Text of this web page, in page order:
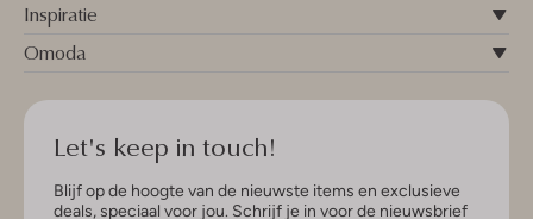
Inspiratie
Omoda
Let's keep in touch!
Blijf op de hoogte van de nieuwste items en exclusieve
deals, speciaal voor jou. Schrijf je in voor de nieuwsbrief